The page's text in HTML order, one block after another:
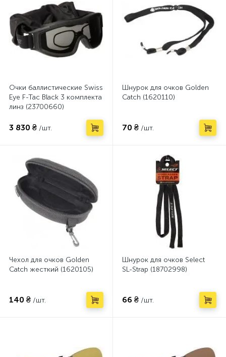
Очки баллистические Swiss
Eye F-Tac Black 3 комплекта
линз (23700660)
3 830 ₴ /шт.
Шнурок для очков Golden
Catch (1620110)
70 ₴ /шт.
Чехол для очков Golden
Catch жесткий (1620105)
140 ₴ /шт.
Шнурок для очков Select
SL-Strap (18702998)
66 ₴ /шт.